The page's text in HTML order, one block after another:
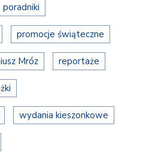
poradniki
promocje świąteczne
Mróz reportaże
wydania kieszonkowe